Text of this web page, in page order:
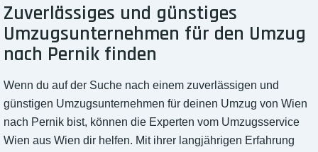
Zuverlässiges und günstiges
Umzugsunternehmen für den Umzug
nach Pernik finden
Wenn du auf der Suche nach einem zuverlässigen und
günstigen Umzugsunternehmen für deinen Umzug von Wien
nach Pernik bist, können die Experten vom Umzugsservice
Wien aus Wien dir helfen. Mit ihrer langjährigen Erfahrung